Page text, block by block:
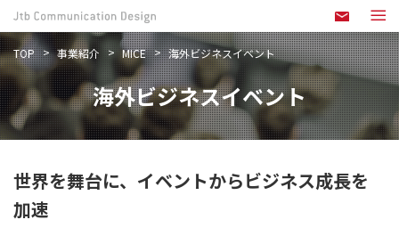
TOP 事業紹介 MICE 海外ビジネスイベント
海外ビジネスイベント
世界を舞台に、イベントからビジネス成長を
加速